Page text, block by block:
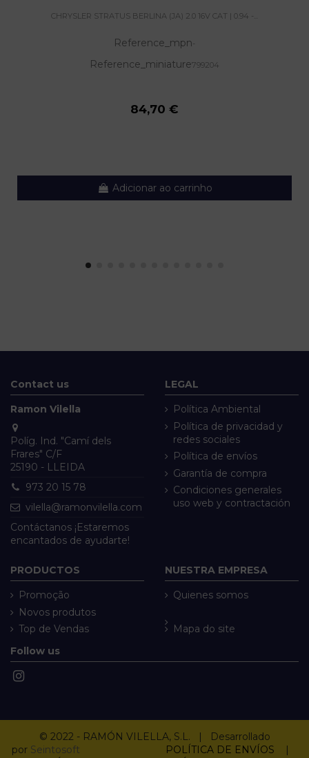
CHRYSLER STRATUS BERLINA (JA) 2.0 16V CAT | 0.94 -...
Reference_mpn-
Reference_miniature799204
84,70 €
Adicionar ao carrinho
Contact us
Ramon Vilella
Políg. Ind. "Camí dels
Frares" C/F
25190 - LLEIDA
973 20 15 78
vilella@ramonvilella.com
Contáctanos ¡Estaremos
encantados de ayudarte!
LEGAL
Política Ambiental
Política de privacidad y
redes sociales
Política de envíos
Garantía de compra
Condiciones generales
uso web y contractación
PRODUCTOS
Promoção
Novos produtos
Top de Vendas
NUESTRA EMPRESA
Quienes somos
Mapa do site
Follow us
© 2022 - RAMÓN VILELLA, S.L. | Desarrollado
por Seintosoft POLÍTICA DE ENVÍOS
|